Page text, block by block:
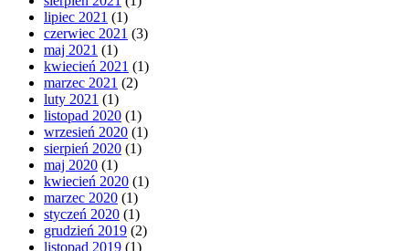
lipiec 2021 (1)
czerwiec 2021 (3)
maj 2021 (1)
kwiecień 2021 (1)
marzec 2021 (2)
luty 2021 (1)
listopad 2020 (1)
wrzesień 2020 (1)
sierpień 2020 (1)
maj 2020 (1)
kwiecień 2020 (1)
marzec 2020 (1)
styczeń 2020 (1)
grudzień 2019 (2)
listopad 2019 (1)